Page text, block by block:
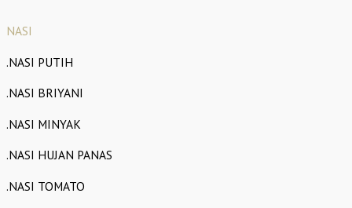
NASI
.NASI PUTIH
.NASI BRIYANI
.NASI MINYAK
.NASI HUJAN PANAS
.NASI TOMATO